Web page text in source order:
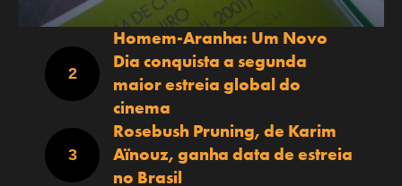
Homem-Aranha: Um Novo
Dia conquista a segunda
maior estreia global do
cinema
Rosebush Pruning, de Karim
Aïnouz, ganha data de estreia
no Brasil